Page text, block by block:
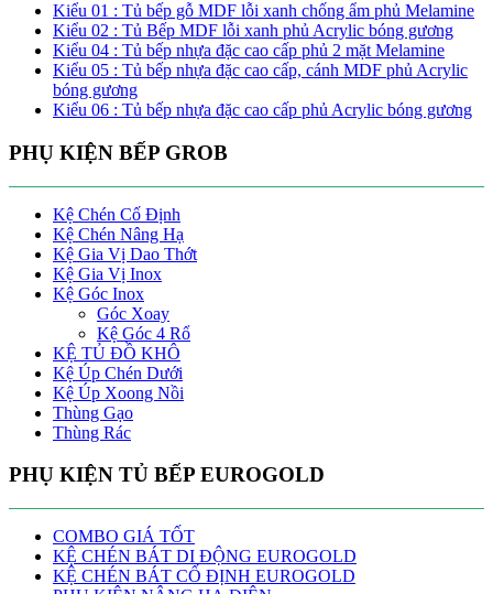
Kiểu 01 : Tủ bếp gỗ MDF lỗi xanh chống ẩm phủ Melamine
Kiểu 02 : Tủ Bếp MDF lỗi xanh phủ Acrylic bóng gương
Kiểu 04 : Tủ bếp nhựa đặc cao cấp phủ 2 mặt Melamine
Kiểu 05 : Tủ bếp nhựa đặc cao cấp, cánh MDF phủ Acrylic
bóng gương
Kiểu 06 : Tủ bếp nhựa đặc cao cấp phủ Acrylic bóng gương
PHỤ KIỆN BẾP GROB
Kệ Chén Cố Định
Kệ Chén Nâng Hạ
Kệ Gia Vị Dao Thớt
Kệ Gia Vị Inox
Kệ Góc Inox
Góc Xoay
Kệ Góc 4 Rổ
KỆ TỦ ĐỒ KHÔ
Kệ Úp Chén Dưới
Kệ Úp Xoong Nồi
Thùng Gạo
Thùng Rác
PHỤ KIỆN TỦ BẾP EUROGOLD
COMBO GIÁ TỐT
KỆ CHÉN BÁT DI ĐỘNG EUROGOLD
KỆ CHÉN BÁT CỐ ĐỊNH EUROGOLD